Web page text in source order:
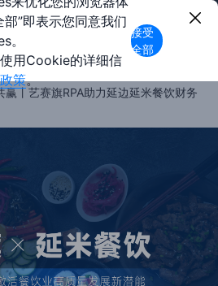
赢丨艺赛旗RPA助力延边延米餐饮财务
”即表示您同意我们
。
用Cookie的详细信
策。
接受
全部